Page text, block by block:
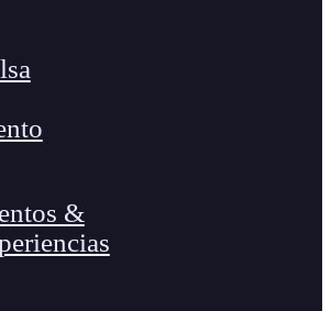
&